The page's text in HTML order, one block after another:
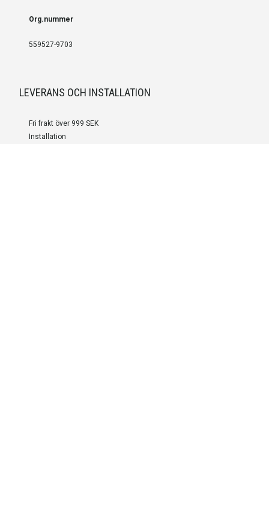
Org.nummer
559527-9703
LEVERANS OCH INSTALLATION
Fri frakt över 999 SEK
Installation